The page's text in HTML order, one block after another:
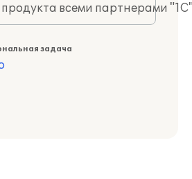
всеми партнерами
задача